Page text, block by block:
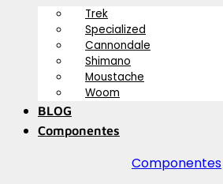
Trek
Specialized
Cannondale
Shimano
Moustache
Woom
BLOG
Componentes
Componentes